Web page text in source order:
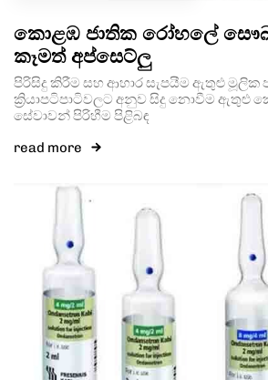
කොළඹ ජාතික රෝහලේ
කෑමත් අප්සෙට්ලු
පිරිසිදු කිරීම සහ ආහාර සැපයීම ඇතුළු මූලික
ක්‍රියාපටිපාටිවලට අනුව සිදු නොවීම ඇතුළු
සේවාවන් පිරිහීම පිළිබඳ
read more